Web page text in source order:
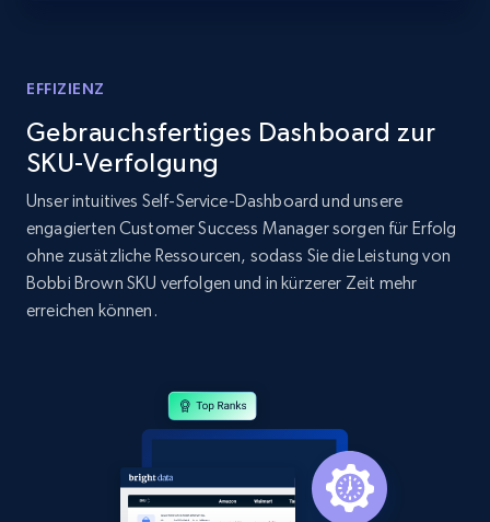
Home Depot US - Discovery products by
specific category URL
URL, Domain, Country code, Model number,
Sku, Product id, Product name, Manufacturer,
353+
Amazon products global dataset
EFFIZIENZ
Gebrauchsfertiges Dashboard zur
SKU-Verfolgung
Unser intuitives Self-Service-Dashboard und unsere
engagierten Customer Success Manager sorgen für Erfolg
ohne zusätzliche Ressourcen, sodass Sie die Leistung von
Bobbi Brown SKU verfolgen und in kürzerer Zeit mehr
erreichen können.